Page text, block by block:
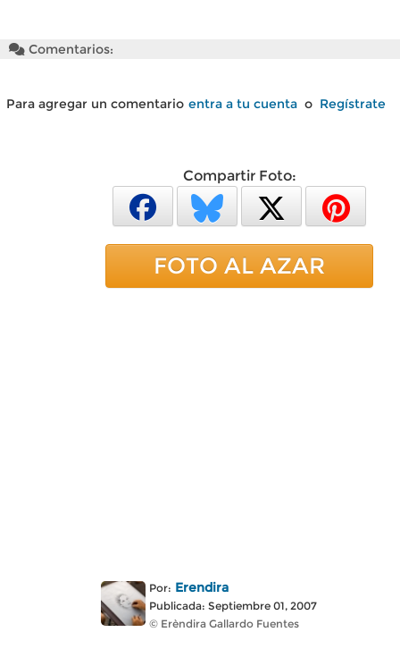
Comentarios:
Para agregar un comentario entra a tu cuenta o Regístrate
Compartir Foto:
FOTO AL AZAR
Por: Erendira
Publicada: Septiembre 01, 2007
© Erèndira Gallardo Fuentes